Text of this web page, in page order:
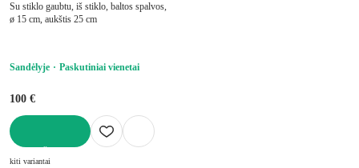
Su stiklo gaubtu, iš stiklo, baltos spalvos,
ø 15 cm, aukštis 25 cm
Sandėlyje Paskutiniai vienetai
100 €
kiti variantai